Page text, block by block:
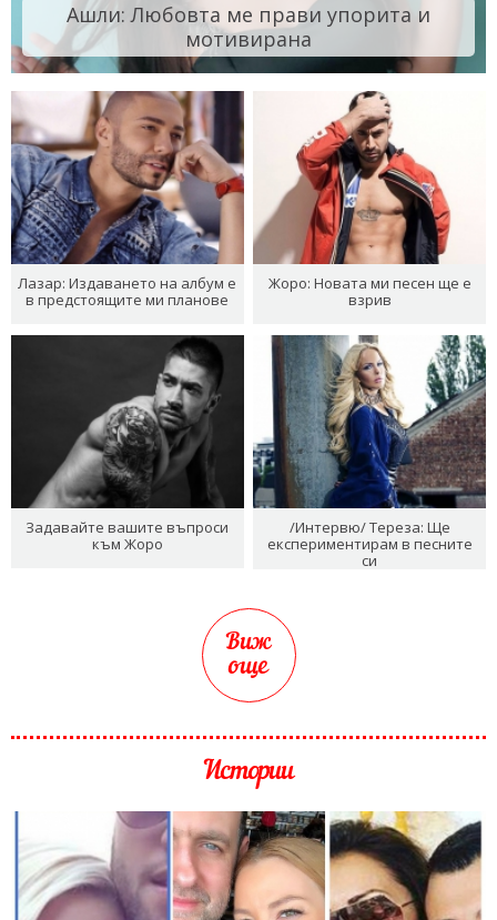
Ашли: Любовта ме прави упорита и
мотивирана
Лазар: Издаването на албум е
в предстоящите ми планове
Жоро: Новата ми песен ще е
взрив
Задавайте вашите въпроси
към Жоро
/Интервю/ Тереза: Ще
експериментирам в песните
си
Виж
още
Истории